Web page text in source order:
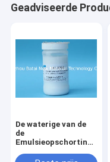
Geadviseerde
De waterige van de
de
Emulsieopschorting
Systeemsilicone